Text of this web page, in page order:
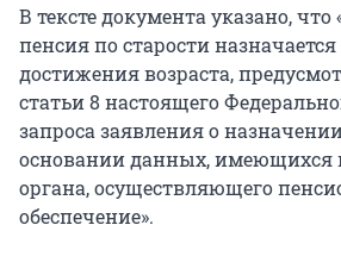
В тексте документа указано, что
пенсия по старости
достижения возраста,
статьи 8 настоящего
запроса заявления о
основании данных, имеющихся
органа, осуществляющего
обеспечение».